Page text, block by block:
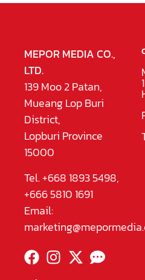
MEPOR MEDIA CO.,
LTD.
139 Moo 2 Patan,
Mueang Lop Buri
District,
Lopburi Province
15000
Tel. +668 1893 5498,
+666 5810 1691
Email: